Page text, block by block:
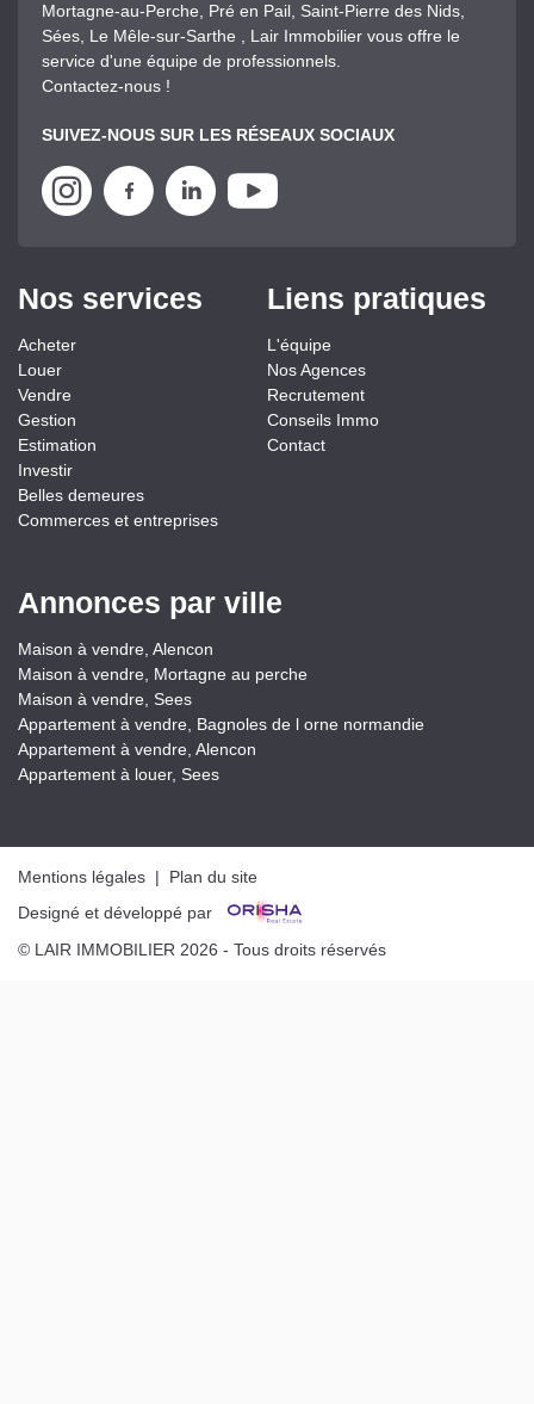
Mortagne-au-Perche, Pré en Pail, Saint-Pierre des Nids,
Sées, Le Mêle-sur-Sarthe , Lair Immobilier vous offre le
service d'une équipe de professionnels.
Contactez-nous !
SUIVEZ-NOUS SUR LES RÉSEAUX SOCIAUX
Nos services
Acheter
Louer
Vendre
Gestion
Estimation
Investir
Belles demeures
Commerces et entreprises
Liens pratiques
L'équipe
Nos Agences
Recrutement
Conseils Immo
Contact
Annonces par ville
Maison à vendre, Alencon
Maison à vendre, Mortagne au perche
Maison à vendre, Sees
Appartement à vendre, Bagnoles de l orne normandie
Appartement à vendre, Alencon
Appartement à louer, Sees
Mentions légales | Plan du site
Designé et développé par
© LAIR IMMOBILIER 2026 - Tous droits réservés